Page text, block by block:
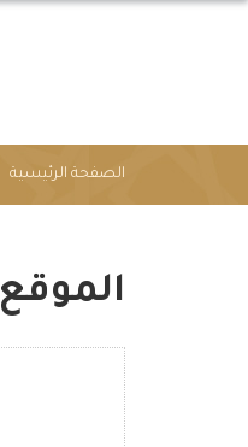
الصفحة الرئيسية
الموقع